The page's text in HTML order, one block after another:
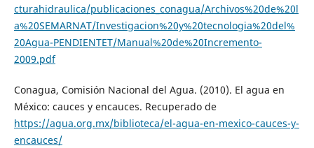
cturahidraulica/publicaciones_conagua/Archivos%20de%20l
a%20SEMARNAT/Investigacion%20y%20tecnologia%20del%
20Agua-PENDIENTET/Manual%20de%20Incremento-
2009.pdf
Conagua, Comisión Nacional del Agua. (2010). El agua en
México: cauces y encauces. Recuperado de
https://agua.org.mx/biblioteca/el-agua-en-mexico-cauces-y-
encauces/